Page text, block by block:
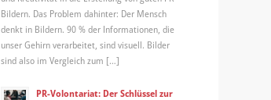
Bildern. Das Problem dahinter: Der Mensch
denkt in Bildern. 90 % der Informationen, die
unser Gehirn verarbeitet, sind visuell. Bilder
sind also im Vergleich zum […]
PR-Volontariat: Der Schlüssel zur